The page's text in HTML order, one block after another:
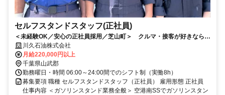
セルフスタンドスタッフ(正社員)
＜未経験OK／安心の正社員採用／芝山町＞ クルマ・接客が好きなら大
丈夫！空港南SSで活躍しませんか？
川久石油株式会社
月給220,000円以上
千葉県山武郡
勤務曜日・時間 06:00～24:00間でのシフト制（実働8h）
募集要項 職種 セルフスタンドスタッフ（正社員） 雇用形態 正社員
仕事内容 ＜ガソリンスタンド業務全般＞ 空港南SSでガソリンスタン